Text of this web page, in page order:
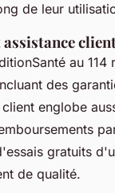
de leur
au
des
englobe
gratuits
de qualité.